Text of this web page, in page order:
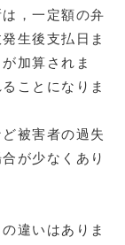
，一定額の弁
生後支払日ま
加算されま
ことになりま
被害者の過失
が少なくあり
違いはありま